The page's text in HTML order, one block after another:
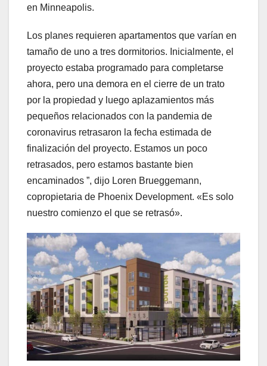
en Minneapolis.
Los planes requieren apartamentos que varían en
tamaño de uno a tres dormitorios. Inicialmente, el
proyecto estaba programado para completarse
ahora, pero una demora en el cierre de un trato
por la propiedad y luego aplazamientos más
pequeños relacionados con la pandemia de
coronavirus retrasaron la fecha estimada de
finalización del proyecto. Estamos un poco
retrasados, pero estamos bastante bien
encaminados ”, dijo Loren Brueggemann,
copropietaria de Phoenix Development. «Es solo
nuestro comienzo el que se retrasó».